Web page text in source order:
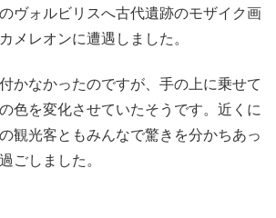
ヴォルビリスへ古代遺跡のモザイク画
メレオンに遭遇しました。
かなかったのですが、手の上に乗せて
色を変化させていたそうです。近くに
観光客ともみんなで驚きを分かちあっ
ごしました。